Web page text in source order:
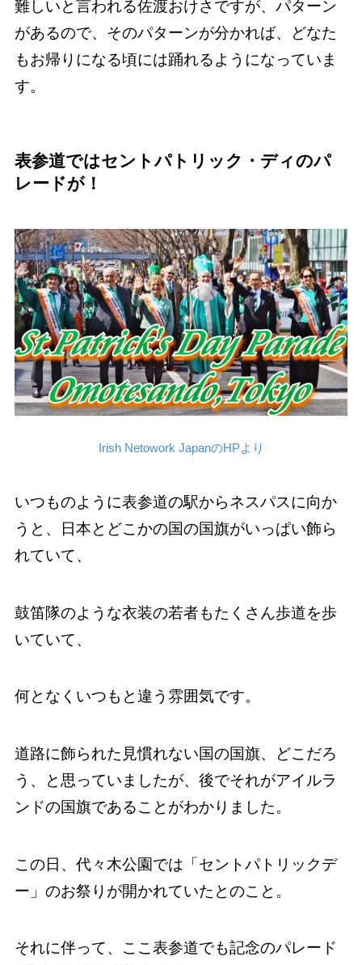
難しいと言われる佐渡おけさですが、パターン
があるので、そのパターンが分かれば、どなた
もお帰りになる頃には踊れるようになっていま
す。
表参道ではセントパトリック・ディのパ
レードが！
Irish Netowork JapanのHPより
いつものように表参道の駅からネスパスに向か
うと、日本とどこかの国の国旗がいっぱい飾ら
れていて、
鼓笛隊のような衣装の若者もたくさん歩道を歩
いていて、
何となくいつもと違う雰囲気です。
道路に飾られた見慣れない国の国旗、どこだろ
う、と思っていましたが、後でそれがアイルラ
ンドの国旗であることがわかりました。
この日、代々木公園では「セントパトリックデ
ー」のお祭りが開かれていたとのこと。
それに伴って、ここ表参道でも記念のパレード